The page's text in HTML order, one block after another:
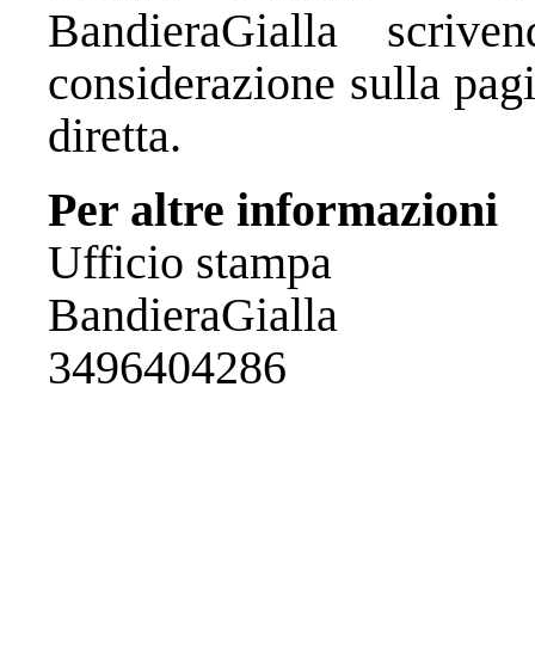
BandieraGialla
considerazione sulla
diretta.
Per altre informazioni
Ufficio stampa
BandieraGialla
3496404286